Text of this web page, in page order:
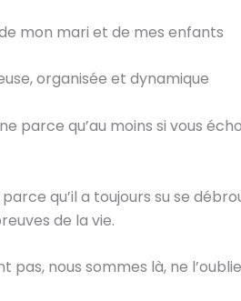
de mon mari et de mes enfants
organisée et dynamique
parce qu’au moins si vous
qu’il a toujours su se
de la vie.
pas, nous sommes là, ne